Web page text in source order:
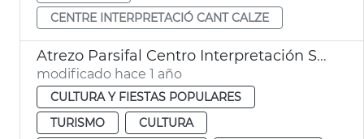
CENTRE INTERPRETACIÓ CANT CALZE
Atrezo Parsifal Centro Interpretación Santo Cáliz
modificado hace 1 año
CULTURA Y FIESTAS POPULARES
TURISMO
CULTURA